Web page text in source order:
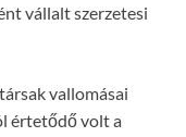
vállalt szerzetesi
vallomásai
értetődő volt a